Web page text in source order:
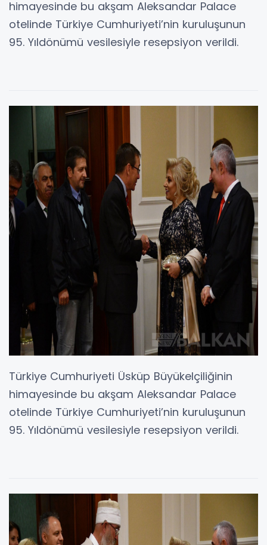
himayesinde bu akşam Aleksandar Palace
otelinde Türkiye Cumhuriyeti’nin kuruluşunun
95. Yıldönümü vesilesiyle resepsiyon verildi.
Türkiye Cumhuriyeti Üsküp Büyükelçiliğinin
himayesinde bu akşam Aleksandar Palace
otelinde Türkiye Cumhuriyeti’nin kuruluşunun
95. Yıldönümü vesilesiyle resepsiyon verildi.